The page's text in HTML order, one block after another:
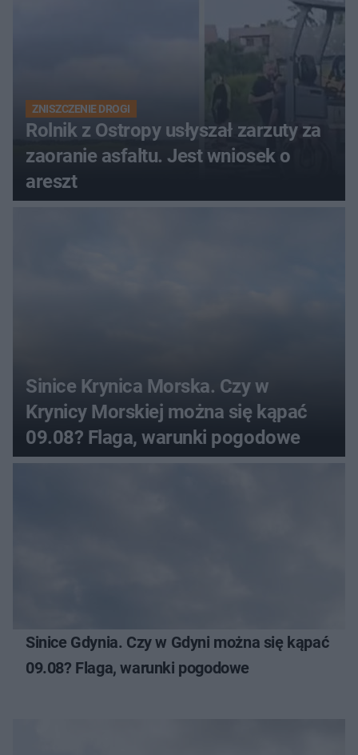
ZNISZCZENIE DROGI
Rolnik z Ostropy usłyszał zarzuty za
zaoranie asfaltu. Jest wniosek o
areszt
Sinice Krynica Morska. Czy w
Krynicy Morskiej można się kąpać
09.08? Flaga, warunki pogodowe
Sinice Gdynia. Czy w Gdyni można się kąpać
09.08? Flaga, warunki pogodowe